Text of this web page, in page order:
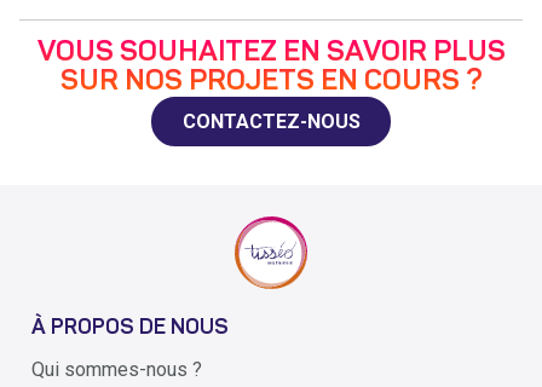
VOUS SOUHAITEZ EN SAVOIR PLUS
SUR NOS PROJETS EN COURS ?
CONTACTEZ-NOUS
À PROPOS DE NOUS
Qui sommes-nous ?